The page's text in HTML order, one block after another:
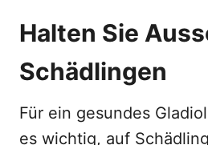
Halten Sie
Schädlingen
Für ein gesundes
es wichtig, auf